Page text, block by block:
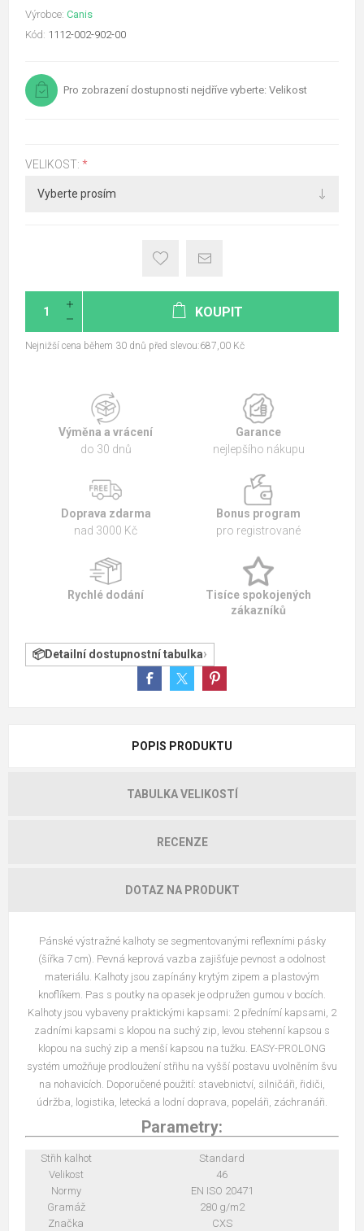
Výrobce: Canis
Kód: 1112-002-902-00
Pro zobrazení dostupnosti nejdříve vyberte: Velikost
VELIKOST: *
KOUPIT
Nejnižší cena během 30 dnů před slevou:687,00 Kč
Výměna a vrácení
do 30 dnů
Garance
nejlepšího nákupu
Doprava zdarma
nad 3000 Kč
Bonus program
pro registrované
Rychlé dodání
Tisíce spokojených
zákazníků
Detailní dostupnostní tabulka
POPIS PRODUKTU
TABULKA VELIKOSTÍ
RECENZE
DOTAZ NA PRODUKT
Pánské výstražné kalhoty se segmentovanými reflexními pásky
(šířka 7 cm). Pevná keprová vazba zajišťuje pevnost a odolnost
materiálu. Kalhoty jsou zapínány krytým zipem a plastovým
knoflíkem. Pas s poutky na opasek je odpružen gumou v bocích.
Kalhoty jsou vybaveny praktickými kapsami: 2 přednímí kapsami, 2
zadními kapsami s klopou na suchý zip, levou stehenní kapsou s
klopou na suchý zip a menší kapsou na tužku. EASY-PROLONG
systém umožňuje prodloužení střihu na vyšší postavu uvolněním švu
na nohavicích. Doporučené použití: stavebnictví, silničáři, řidiči,
údržba, logistika, letecká a lodní doprava, popeláři, záchranáři.
Parametry:
Střih kalhot
Standard
Velikost
46
Normy
EN ISO 20471
Gramáž
280 g/m2
Značka
CXS